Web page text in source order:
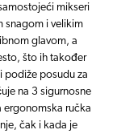
mikseri
snagom i velikim
glavom, a
što ih također
podiže posudu za
na 3 sigurnosne
ergonomska ručka
čak i kada je